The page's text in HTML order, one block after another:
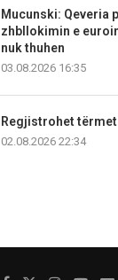
Mucunski: Qeveria
zhbllokimin e
nuk thuhen
03.08.2026 16:35
Regjistrohet tërmet
02.08.2026 22:34